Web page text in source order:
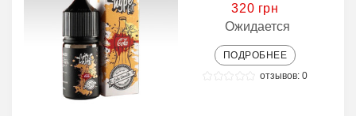
320 грн
Ожидается
ПОДРОБНЕЕ
отзывов: 0